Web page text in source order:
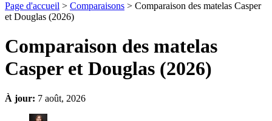
Page d'accueil > Comparaisons > Comparaison des matelas Casper
et Douglas (2026)
Comparaison des matelas
Casper et Douglas (2026)
À jour: 7 août, 2026